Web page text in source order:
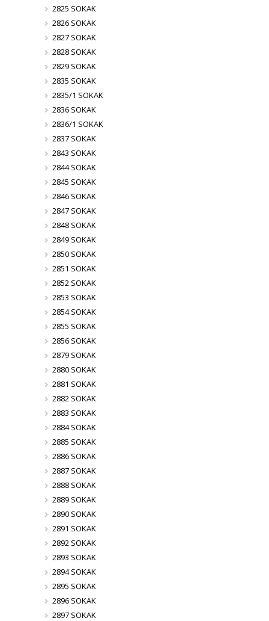
2825 SOKAK
2826 SOKAK
2827 SOKAK
2828 SOKAK
2829 SOKAK
2835 SOKAK
2835/1 SOKAK
2836 SOKAK
2836/1 SOKAK
2837 SOKAK
2843 SOKAK
2844 SOKAK
2845 SOKAK
2846 SOKAK
2847 SOKAK
2848 SOKAK
2849 SOKAK
2850 SOKAK
2851 SOKAK
2852 SOKAK
2853 SOKAK
2854 SOKAK
2855 SOKAK
2856 SOKAK
2879 SOKAK
2880 SOKAK
2881 SOKAK
2882 SOKAK
2883 SOKAK
2884 SOKAK
2885 SOKAK
2886 SOKAK
2887 SOKAK
2888 SOKAK
2889 SOKAK
2890 SOKAK
2891 SOKAK
2892 SOKAK
2893 SOKAK
2894 SOKAK
2895 SOKAK
2896 SOKAK
2897 SOKAK